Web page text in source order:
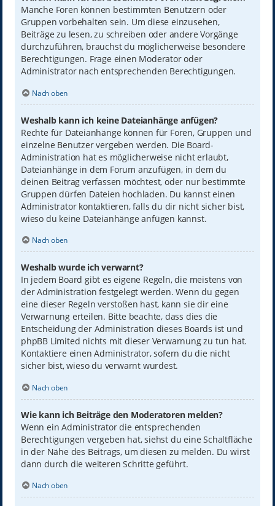
Manche Foren können bestimmten Benutzern oder
Gruppen vorbehalten sein. Um diese einzusehen,
Beiträge zu lesen, zu schreiben oder andere Vorgänge
durchzuführen, brauchst du möglicherweise besondere
Berechtigungen. Frage einen Moderator oder
Administrator nach entsprechenden Berechtigungen.
Nach oben
Weshalb kann ich keine Dateianhänge anfügen?
Rechte für Dateianhänge können für Foren, Gruppen und
einzelne Benutzer vergeben werden. Die Board-
Administration hat es möglicherweise nicht erlaubt,
Dateianhänge in dem Forum anzufügen, in dem du
deinen Beitrag verfassen möchtest, oder nur bestimmte
Gruppen dürfen Dateien hochladen. Du kannst einen
Administrator kontaktieren, falls du dir nicht sicher bist,
wieso du keine Dateianhänge anfügen kannst.
Nach oben
Weshalb wurde ich verwarnt?
In jedem Board gibt es eigene Regeln, die meistens von
der Administration festgelegt werden. Wenn du gegen
eine dieser Regeln verstoßen hast, kann sie dir eine
Verwarnung erteilen. Bitte beachte, dass dies die
Entscheidung der Administration dieses Boards ist und
phpBB Limited nichts mit dieser Verwarnung zu tun hat.
Kontaktiere einen Administrator, sofern du die nicht
sicher bist, wieso du verwarnt wurdest.
Nach oben
Wie kann ich Beiträge den Moderatoren melden?
Wenn ein Administrator die entsprechenden
Berechtigungen vergeben hat, siehst du eine Schaltfläche
in der Nähe des Beitrags, um diesen zu melden. Du wirst
dann durch die weiteren Schritte geführt.
Nach oben